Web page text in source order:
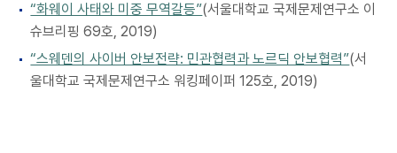
“화웨이 사태와 미중 무역갈등”(서울대학교 국제문제연구소 이
슈브리핑 69호, 2019)
“스웨덴의 사이버 안보전략: 민관협력과 노르딕 안보협력”(서
울대학교 국제문제연구소 워킹페이퍼 125호, 2019)